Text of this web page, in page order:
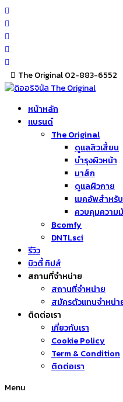
Skip
to
content
The Original 02-883-6552
หน้าหลัก
แบรนด์
The Original
ดูแลสิวเสี้ยน
บำรุงผิวหน้า
มาส์ก
ดูแลผิวกาย
เมคอัพสำหรั
ควบคุมความ
Bcomfy
DNTLsci
รีวิว
บิวตี้ ทิปส์
สถานที่จำหน่าย
สถานที่จำหน่าย
สมัครตัวแทนจำหน่า
ติดต่อเรา
เกี่ยวกับเรา
Cookie Policy
Term & Condition
ติดต่อเรา
Menu